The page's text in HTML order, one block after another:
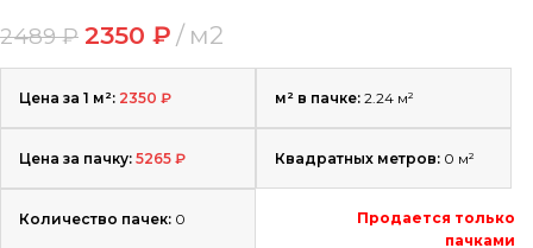
2489₽ 2350 ₽ м2
Цена за 1 м²: 2350 ₽ м² в пачке: 2.24 м²
Цена за пачку: 5265 ₽ Квадратных метров: 0 м²
Количество пачек: 0
Продается только
пачками